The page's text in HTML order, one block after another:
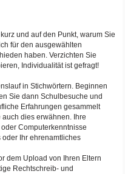
und auf den Punkt, warum Sie
für den ausgewählten
haben. Verzichten Sie
Individualität ist gefragt!
in Stichwörtern. Beginnen
Sie dann Schulbesuche und
Erfahrungen gesammelt
dies erwähnen. Ihre
Computerkenntnisse
Ihr ehrenamtliches
dem Upload von Ihren Eltern
Rechtschreib- und